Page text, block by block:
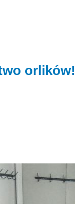
orlików!